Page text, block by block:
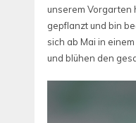
unserem Vorgarten
gepflanzt und bin
sich ab Mai in
und blühen den